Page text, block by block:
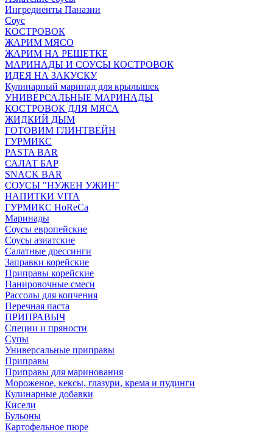
Ингредиенты Паназии
Соус
КОСТРОВОК
ЖАРИМ МЯСО
ЖАРИМ НА РЕШЕТКЕ
МАРИНАДЫ И СОУСЫ КОСТРОВОК
ИДЕЯ НА ЗАКУСКУ
Кулинарный маринад для крылышек
УНИВЕРСАЛЬНЫЕ МАРИНАДЫ
КОСТРОВОК ДЛЯ МЯСА
ЖИДКИЙ ДЫМ
ГОТОВИМ ГЛИНТВЕЙН
ГУРМИКС
PASTA BAR
САЛАТ БАР
SNACK BAR
СОУСЫ "НУЖЕН УЖИН"
НАПИТКИ VITA
ГУРМИКС HoReCa
Маринады
Соусы европейские
Соуcы азиатские
Салатные дрессинги
Заправки корейские
Приправы корейские
Панировочные смеси
Рассолы для копчения
Перечная паста
ПРИПРАВЫЧ
Специи и пряности
Супы
Универсальные приправы
Приправы
Приправы для маринования
Мороженое, кексы, глазури, крема и пудинги
Кулинарные добавки
Кисели
Бульоны
Картофельное пюре